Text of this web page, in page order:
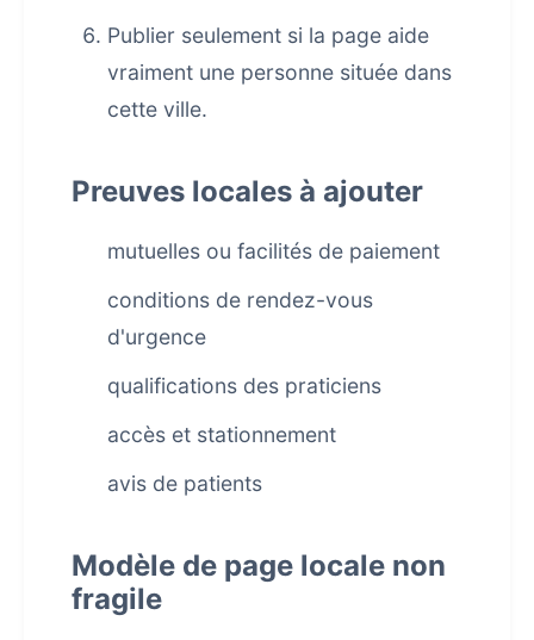
Publier seulement si la page aide
vraiment une personne située dans
cette ville.
Preuves locales à ajouter
mutuelles ou facilités de paiement
conditions de rendez-vous
d'urgence
qualifications des praticiens
accès et stationnement
avis de patients
Modèle de page locale non
fragile